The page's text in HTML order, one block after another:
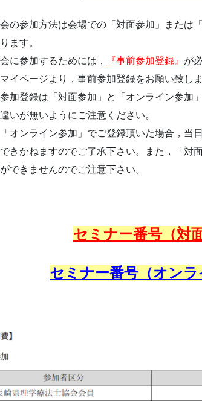
会の参加方法は会場での「対面参加」または
ます。
会に参加するためには，
『事前参加登録』 が
イページより，事前参加登録をお願い致しま
参加登録は「対面参加」と「オンライン参
いが無いようにご注意ください。
「オンライン参加」でご登録頂いた場合，
きかねますのでご了承下さい。また，「対
できませんのでご注意下さい。
セミナー番号（対
セミナー番号（オン